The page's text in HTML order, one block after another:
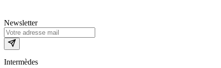
Newsletter
Intermèdes